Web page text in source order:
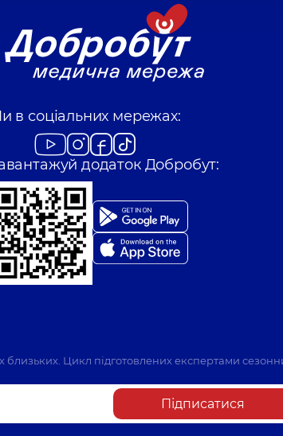
в соціальних мережах:
додаток Добробут:
Цикл підготовлених експертами
Підписатися